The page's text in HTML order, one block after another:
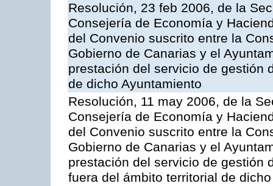
Resolución, 23 feb 2006, de la
Consejería de Economía y
del Convenio suscrito entre la
Gobierno de Canarias y el
prestación del servicio de gestión
de dicho Ayuntamiento
Resolución, 11 may 2006, de la
Consejería de Economía y
del Convenio suscrito entre la
Gobierno de Canarias y el
prestación del servicio de gestión
fuera del ámbito territorial de